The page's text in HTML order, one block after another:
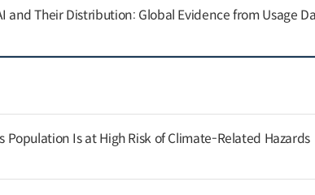
and Their Distribution: Global Evidence from Usage
Population Is at High Risk of Climate-Related Hazards